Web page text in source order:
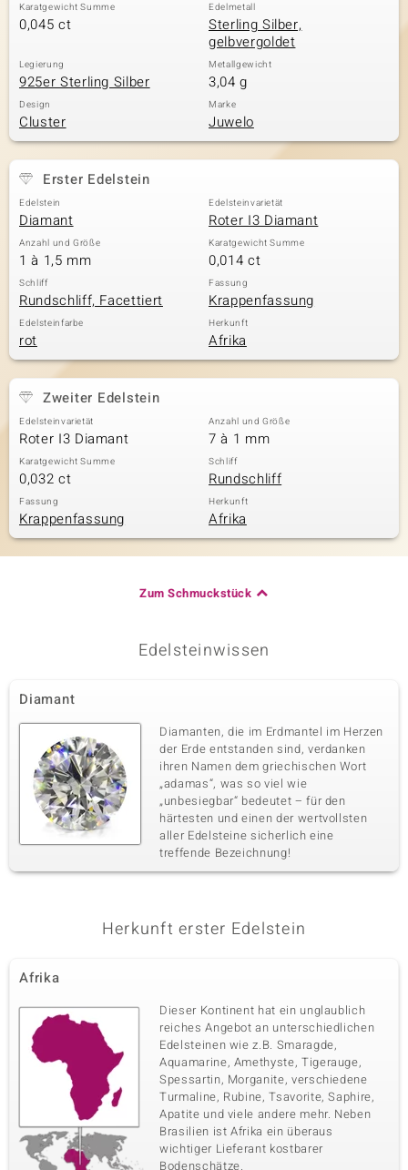
Classics
Karatgewicht Summe
0,045 ct
Edelmetall
Sterling Silber,
gelbvergoldet
Legierung
925er Sterling Silber
Metallgewicht
3,04 g
Design
Cluster
Marke
Juwelo
Erster Edelstein
Edelstein
Diamant
Edelsteinvarietät
Roter I3 Diamant
Anzahl und Größe
1 à 1,5 mm
Karatgewicht Summe
0,014 ct
Schliff
Rundschliff, Facettiert
Fassung
Krappenfassung
Edelsteinfarbe
rot
Herkunft
Afrika
Zweiter Edelstein
Edelsteinvarietät
Roter I3 Diamant
Anzahl und Größe
7 à 1 mm
Karatgewicht Summe
0,032 ct
Schliff
Rundschliff
Fassung
Krappenfassung
Herkunft
Afrika
Zum Schmuckstück
Edelsteinwissen
Diamant
Diamanten, die im Erdmantel im Herzen
der Erde entstanden sind, verdanken
ihren Namen dem griechischen Wort
„adamas“, was so viel wie
„unbesiegbar“ bedeutet – für den
härtesten und einen der wertvollsten
aller Edelsteine sicherlich eine
treffende Bezeichnung!
Herkunft erster Edelstein
Afrika
Dieser Kontinent hat ein unglaublich
reiches Angebot an unterschiedlichen
Edelsteinen wie z.B. Smaragde,
Aquamarine, Amethyste, Tigerauge,
Spessartin, Morganite, verschiedene
Turmaline, Rubine, Tsavorite, Saphire,
Apatite und viele andere mehr. Neben
Brasilien ist Afrika ein überaus
wichtiger Lieferant kostbarer
Bodenschätze.